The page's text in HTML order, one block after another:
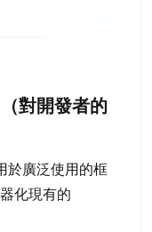
對開發者的
廣泛使用的框
化現有的